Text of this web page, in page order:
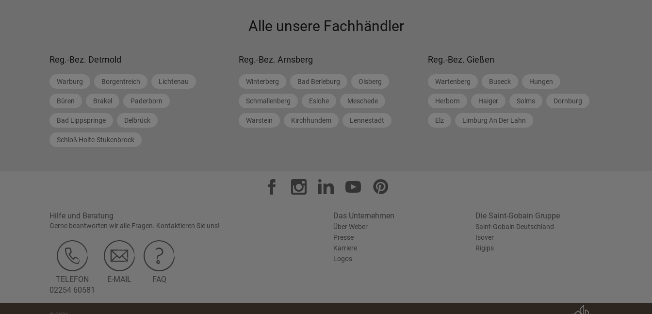
Alle unsere Fachhändler
Reg.-Bez. Detmold
Warburg Borgentreich Lichtenau
Büren Brakel Paderborn
Bad Lippspringe Delbrück
Schloß Holte-Stukenbrock
Reg.-Bez. Arnsberg
Winterberg Bad Berleburg Olsberg
Schmallenberg Eslohe Meschede
Warstein Kirchhundem Lennestadt
Reg.-Bez. Gießen
Wartenberg Buseck Hungen
Herborn Haiger Solms Dornburg
Elz Limburg An Der Lahn
Hilfe und Beratung
Gerne beantworten wir alle Fragen. Kontaktieren Sie uns!
TELEFON
02254 60581
E-MAIL FAQ
Das Unternehmen
Über Weber
Presse
Karriere
Logos
Die Saint-Gobain Gruppe
Saint-Gobain Deutschland
Isover
Rigips